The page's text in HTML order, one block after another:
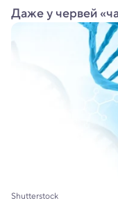
Даже у червей
Shutterstock